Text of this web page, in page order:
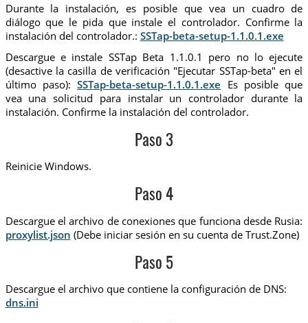
Durante la instalación, es posible que vea un cuadro de
diálogo que le pida que instale el controlador. Confirme la
instalación del controlador.: SSTap-beta-setup-1.1.0.1.exe
Descargue e instale SSTap Beta 1.1.0.1 pero no lo ejecute
(desactive la casilla de verificación "Ejecutar SSTap-beta" en el
último paso):SSTap-beta-setup-1.1.0.1.exe Es posible que
vea una solicitud para instalar un controlador durante la
instalación. Confirme la instalación del controlador.
Paso 3
Reinicie Windows.
Paso 4
Descargue el archivo de conexiones que funciona desde Rusia:
proxylist.json (Debe iniciar sesión en su cuenta de Trust.Zone)
Paso 5
Descargue el archivo que contiene la configuración de DNS:
dns.ini